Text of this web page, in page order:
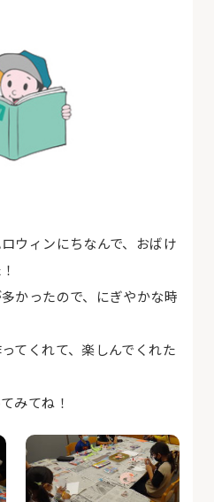
ウィンにちなんで、おばけ
かったので、にぎやかな時
てくれて、楽しんでくれた
みてね！